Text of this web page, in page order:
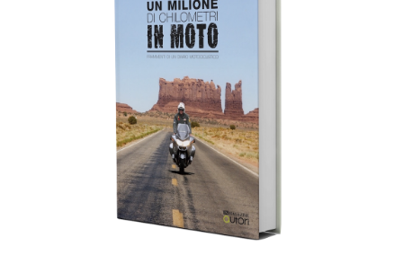
AGGIUNGI AL CARRELLO /